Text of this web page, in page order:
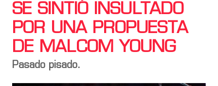
SE SINTIÓ INSULTADO
POR UNA PROPUESTA
DE MALCOM YOUNG
Pasado pisado.